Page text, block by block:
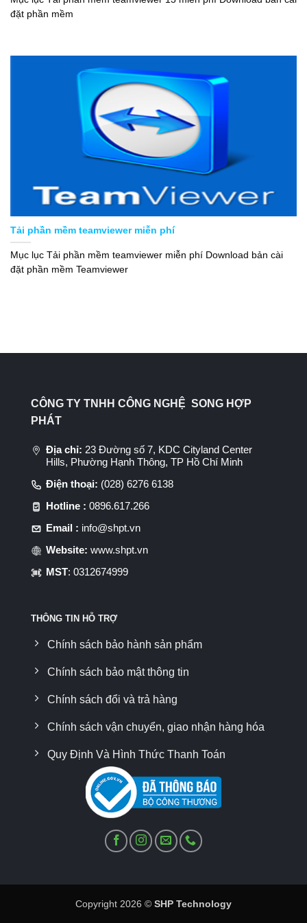
đặt phần mềm
Tải phần mềm teamviewer miễn phí
Mục lục Tải phần mềm teamviewer miễn phí Download bản cài
đặt phần mềm Teamviewer
CÔNG TY TNHH CÔNG NGHỆ SONG HỢP
PHÁT
Địa chỉ: 23 Đường số 7, KDC Cityland Center
Hills, Phường Hạnh Thông, TP Hồ Chí Minh
Điện thoại: (028) 6276 6138
Hotline : 0896.617.266
Email : info@shpt.vn
Website: www.shpt.vn
MST: 0312674999
THÔNG TIN HỖ TRỢ
Chính sách bảo hành sản phẩm
Chính sách bảo mật thông tin
Chính sách đổi và trả hàng
Chính sách vận chuyển, giao nhận hàng hóa
Quy Định Và Hình Thức Thanh Toán
Copyright 2026 © SHP Technology